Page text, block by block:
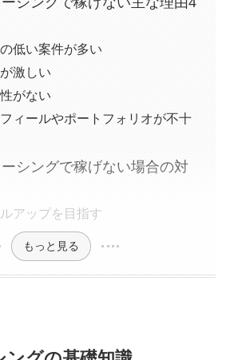
低い案件が多い
激しい
がない
ィールやポートフォリオが不十
シングで稼げない場合の対
アップを目指す
もっと見る